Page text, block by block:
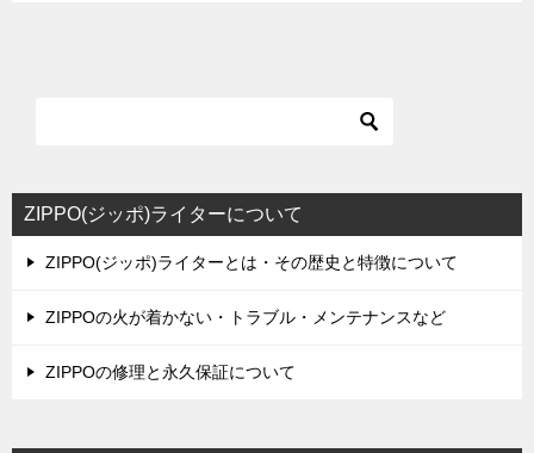
ZIPPO(ジッポ)ライターについて
ZIPPO(ジッポ)ライターとは・その歴史と特徴について
ZIPPOの火が着かない・トラブル・メンテナンスなど
ZIPPOの修理と永久保証について